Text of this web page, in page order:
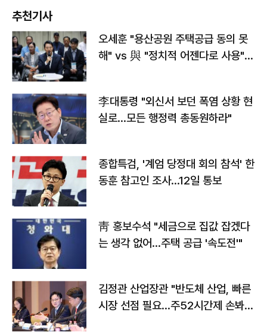
추천기사
오세훈 "용산공원 주택공급 동의 못
해" vs 與 "정치적 어젠다로 사용"
李대통령 "외신서 보던 폭염 상황 현
실로…모든 행정력 총동원하라"
종합특검, '계엄 당정대 회의 참석' 한
동훈 참고인 조사...12일 통보
靑 홍보수석 "세금으로 집값 잡겠다
는 생각 없어…주택 공급 '속도전'"
김정관 산업장관 "반도체 산업, 빠른
시장 선점 필요…주52시간제 손봐